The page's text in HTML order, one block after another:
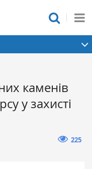
каменів
у захисті
225